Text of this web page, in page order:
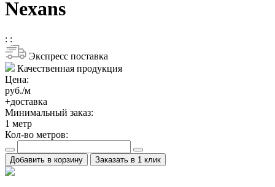
Nexans
: :
Экспресс поставка
Качественная продукция
Цена:
руб./м
+доставка
Минимальный заказ:
1 метр
Кол-во метров:
Добавить в корзину Заказать в 1 клик